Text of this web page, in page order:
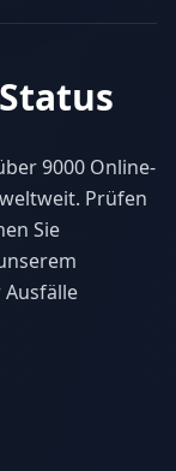
9000 Online-
Prüfen
Sie